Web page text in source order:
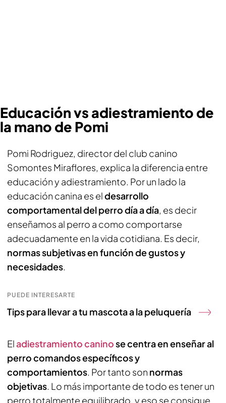
Educación vs adiestramiento de
la mano de Pomi
Pomi Rodriguez, director del club canino
Somontes Miraflores, explica la diferencia entre
educación y adiestramiento. Por un lado la
educación canina es eldesarrollo
comportamental del perro día a día, es decir
enseñamos al perro a como comportarse
adecuadamente en la vida cotidiana. Es decir,
normas subjetivas en función de gustos y
necesidades.
PUEDE INTERESARTE
Tips para llevar a tu mascota a la peluquería
Eladiestramiento caninose centra en enseñar al
perro comandos específicos y
comportamientos. Por tanto son normas
objetivas. Lo más importante de todo es tener un
perro totalmente equilibrado, y eso se consigue